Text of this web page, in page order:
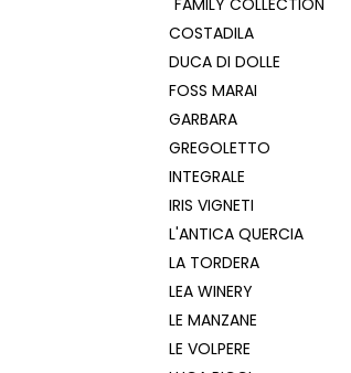
FAMILY COLLECTION
COSTADILA
DUCA DI DOLLE
FOSS MARAI
GARBARA
GREGOLETTO
INTEGRALE
IRIS VIGNETI
L'ANTICA QUERCIA
LA TORDERA
LEA WINERY
LE MANZANE
LE VOLPERE